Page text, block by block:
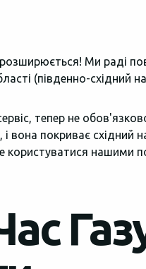
19 (МРЕВ)
29
30
Ми раді
(південно-східний
тепер не
і вона покриває
користуватися нашими